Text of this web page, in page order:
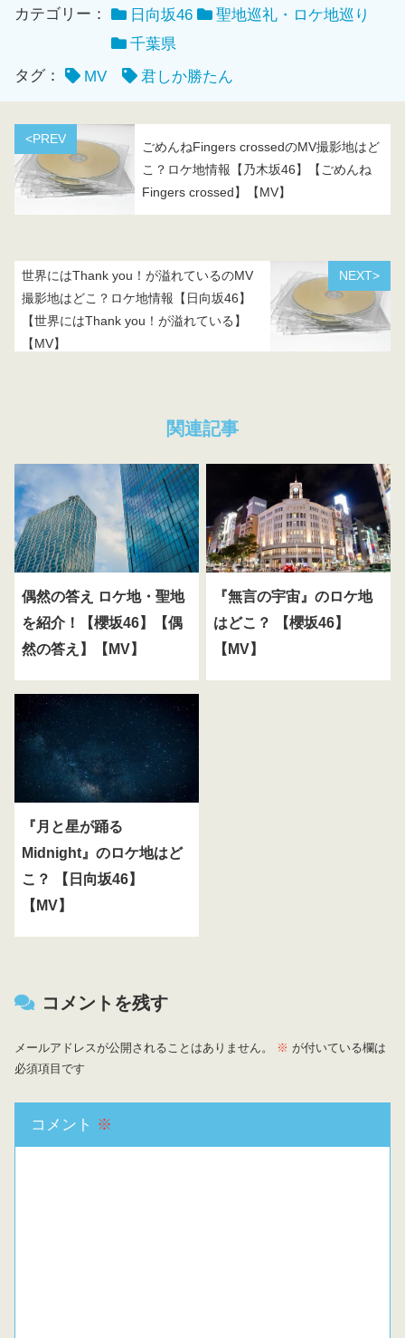
カテゴリー： 日向坂46
聖地巡礼・ロケ地巡り
千葉県
タグ：
MV 君しか勝たん
<PREV
ごめんねFingers crossedのMV撮影地はど
こ？ロケ地情報【乃木坂46】【ごめんね
Fingers crossed】【MV】
NEXT>
世界にはThank you！が溢れているのMV
撮影地はどこ？ロケ地情報【日向坂46】
【世界にはThank you！が溢れている】
【MV】
関連記事
偶然の答え ロケ地・聖地
を紹介！【櫻坂46】【偶
然の答え】【MV】
『無言の宇宙』のロケ地
はどこ？ 【櫻坂46】
【MV】
『月と星が踊る
Midnight』のロケ地はど
こ？ 【日向坂46】
【MV】
コメントを残す
メールアドレスが公開されることはありません。 ※ が付いている欄は
必須項目です
コメント ※